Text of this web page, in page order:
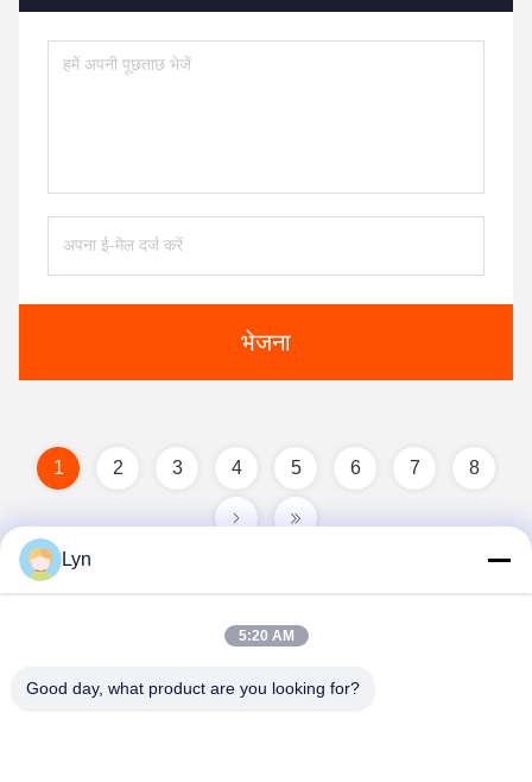
भेजना
1 2 3 4 5 6 7 8
Lyn
5:20 AM
Good day, what product are you looking for?